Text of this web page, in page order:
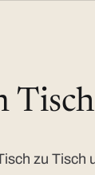
Tisch
zu Tisch